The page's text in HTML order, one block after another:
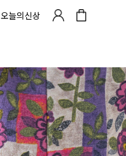
오늘의신상